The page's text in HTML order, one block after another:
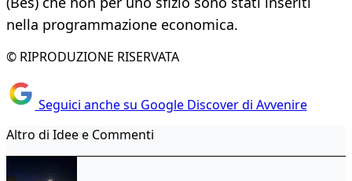
nella programmazione economica.
© RIPRODUZIONE RISERVATA
Seguici anche su Google Discover di Avvenire
Altro di Idee e Commenti